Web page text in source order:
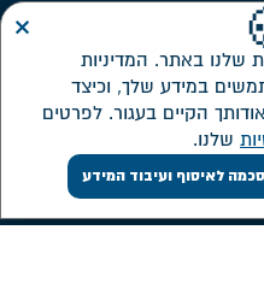
השקעות
הביקורת
על פניות הציבור
מבנה אחזקות
שלנו באתר. המדיניות
במידע שלך, וכיצד
הקיים בעגור. לפרטים
שלנו.
לאיסוף ועיבוד המידע
×